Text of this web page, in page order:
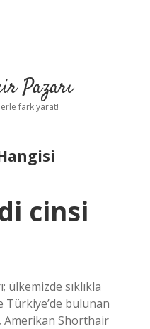
Pazarı
fark yarat!
cinsi
ülkemizde sıklıkla
bulunan
Amerikan Shorthair